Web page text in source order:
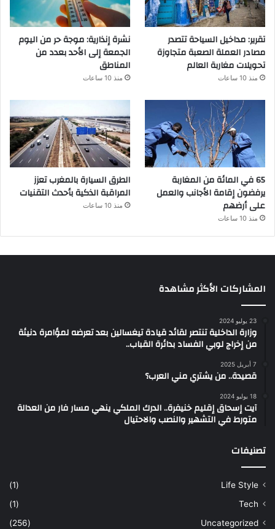
تقرير: مداخيل السياحة تتصدر
مصادر العملة الصعبة متجاوزة
تحويلات مغاربة العالم
منذ 10 ساعات
نشرة إنذارية: موجة حر من اليوم
الجمعة إلى الأحد بعدد من
المناطق
منذ 10 ساعات
65 في المائة من المغاربة
يرفضون إقامة الأجانب والعمل
على أرضهم
منذ 10 ساعات
الطرق السيارة بالمغرب تعزز
المراقبة الذكية بأحدث التقنيات
منذ 10 ساعات
المشاركات الأكثر مشاهدة
23 يوليو 2024
وزارة الداخلية تنتصر لقائد قيادة تيغسالين بعد تعرضه لمؤامرة دنيئة
من إخراج لوبي الفساد بدائرة القباب..
7 أبريل 2025
قصيدة.. من يشتري مني العرب؟
18 يوليو 2024
آيت إسحاق إقليم خنيفرة.. الدرك الملكي ينهي مسار فار من العدالة
متورط في التشهير والنصب والاحتيال
تصنيفات
Life Style
(1)
Tech
(1)
Uncategorized
(256)